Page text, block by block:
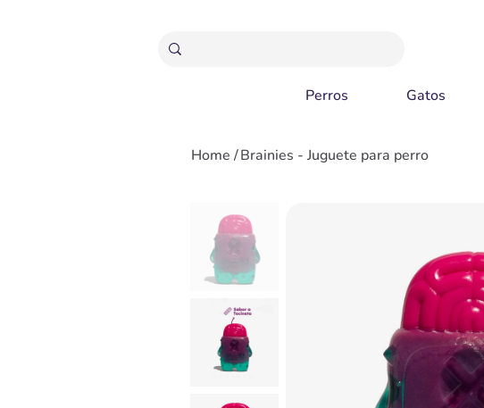
Perros Gatos
Home /Brainies - Juguete para perro